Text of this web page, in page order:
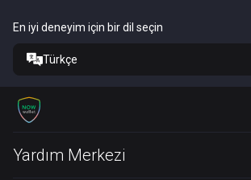
En iyi deneyim için bir dil seçin
Türkçe
Yardım Merkezi